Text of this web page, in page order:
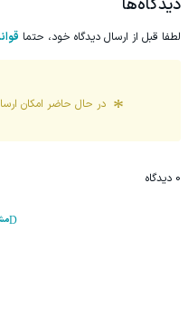
دیدگاه‌ها
لطفا قبل از ارسال دیدگاه خود، حتما
در حال حاضر امکان
0 دیدگاه